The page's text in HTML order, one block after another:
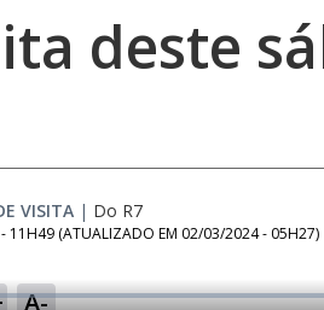
deste
VISITA | Do R7
11H49 (ATUALIZADO EM 02/03/2024 - 05H27)
A-